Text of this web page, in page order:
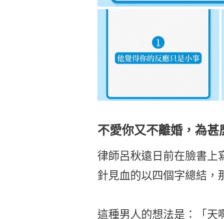
不愛你又不離婚，為甚
律師呂秋遠日前在臉書上
針見血的以四個字總結，
這種男人的想法是：「天